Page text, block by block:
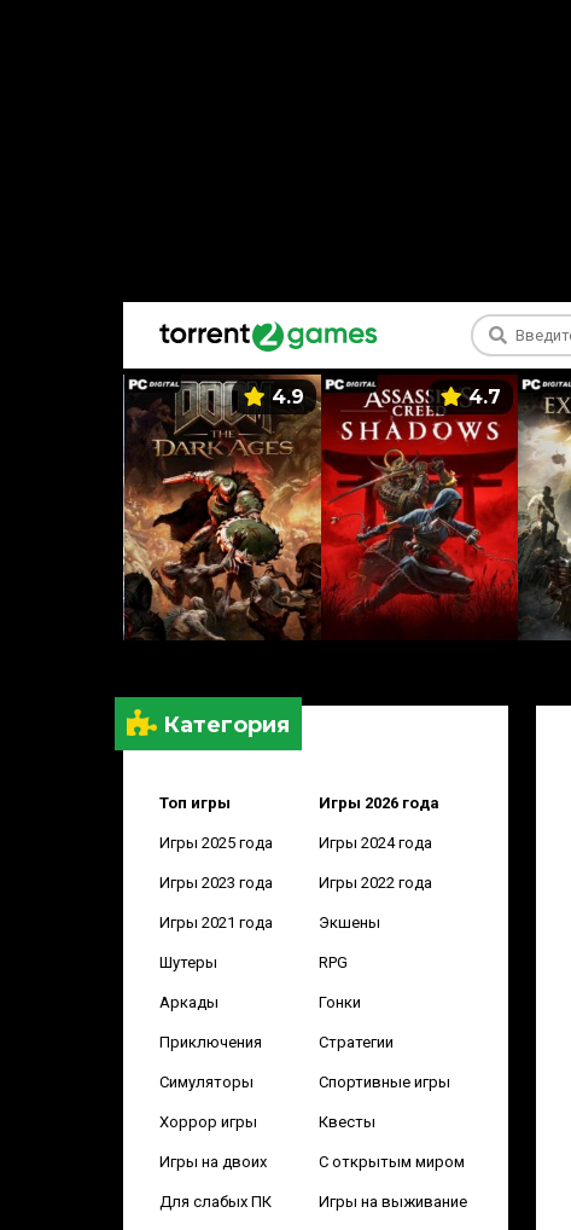
4.9 4.7
Категория
Топ игры Игры 2026 года
Игры 2025 года Игры 2024 года
Игры 2023 года Игры 2022 года
Игры 2021 года Экшены
Шутеры RPG
Аркады Гонки
Приключения Стратегии
Симуляторы Спортивные игры
Хоррор игры Квесты
Игры на двоих С открытым миром
Для слабых ПК Игры на выживание